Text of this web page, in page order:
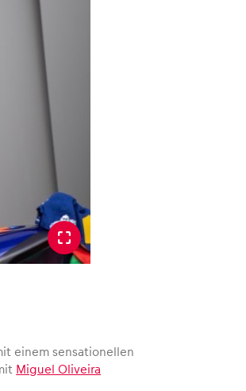
einem sensationellen
Miguel Oliveira